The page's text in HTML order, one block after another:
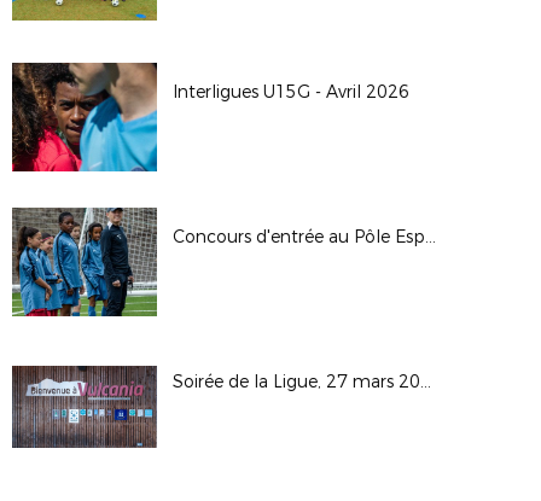
Interligues U15G - Avril 2026
Concours d'entrée au Pôle Espoirs - 2026
Soirée de la Ligue, 27 mars 2026